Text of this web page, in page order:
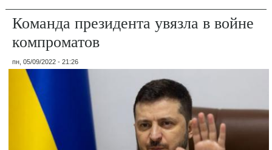
Команда президента увязла в войне
компроматов
пн, 05/09/2022 - 21:26